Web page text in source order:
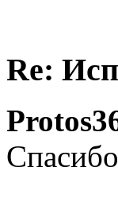
Re: